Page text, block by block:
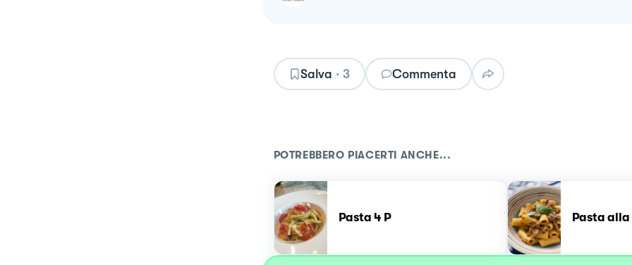
Salva · 3 Commenta
POTREBBERO PIACERTI ANCHE...
Pasta 4 P Pasta